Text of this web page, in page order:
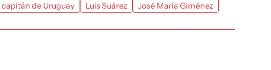
capitán de Uruguay Luis Suárez José María Giménez